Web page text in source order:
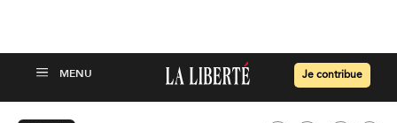
Je contribue